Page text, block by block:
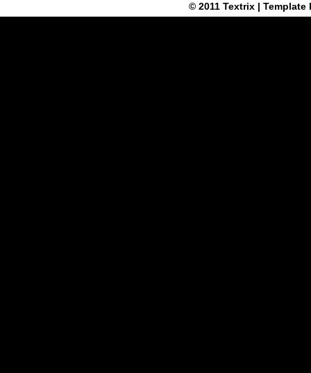
© 2011 Textrix| Template